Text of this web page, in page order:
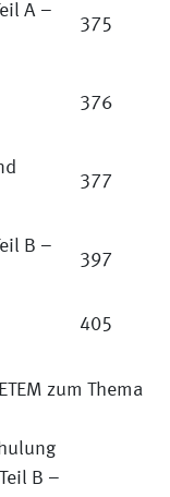
A –
375
376
377
B –
397
405
zum Thema
B –